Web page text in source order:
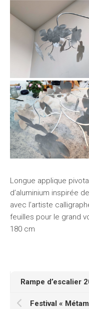
Longue applique
d’aluminium inspirée
avec l’artiste
feuilles pour le grand
180 cm
Rampe d’escalier
Festival «